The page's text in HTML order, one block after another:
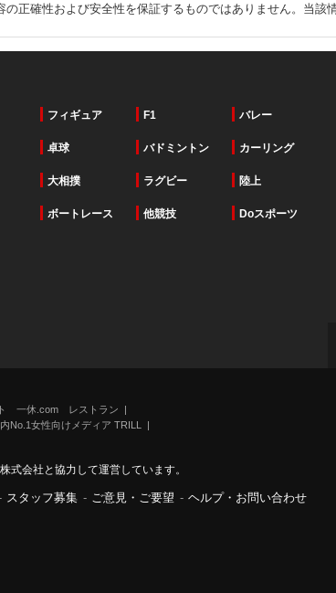
正確性および安全性を保証するものではありません。当該
フィギュア F1 バレー
卓球 バドミントン カーリング
大相撲 ラグビー 陸上
ボートレース 他競技 Doスポーツ
一休.com レストラン
No.1女性向けメディア TRILL
式会社と協力して運営しています。
スタッフ募集 - ご意見・ご要望 - ヘルプ・お問い合わせ